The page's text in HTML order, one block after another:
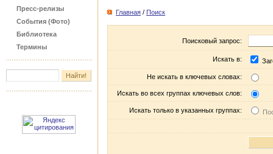
Пресс-релизы
События (Фото)
Библиотека
Термины
Главная / Поиск
Поисковый запрос:
Искать в:
Не искать в ключевых словах:
Искать во всех группах ключевых слов:
Искать только в указанных группах: